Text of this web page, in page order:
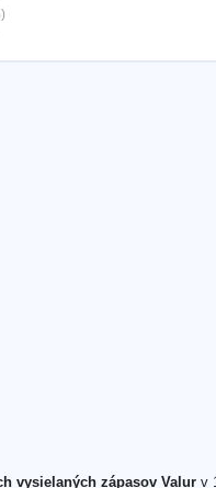
vysielaných zápasov Valurv